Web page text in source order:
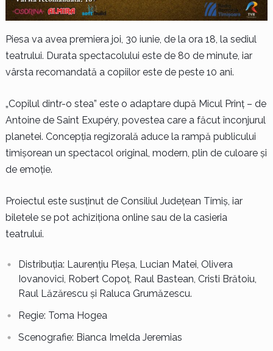
Piesa va avea premiera joi, 30 iunie, de la ora 18, la sediul
teatrului. Durata spectacolului este de 80 de minute, iar
vârsta recomandată a copiilor este de peste 10 ani.
„Copilul dintr-o stea” este o adaptare după Micul Prinț – de
Antoine de Saint Exupéry, povestea care a făcut înconjurul
planetei. Concepția regizorală aduce la rampă publicului
timișorean un spectacol original, modern, plin de culoare și
de emoție.
Proiectul este susținut de Consiliul Județean Timiș, iar
biletele se pot achiziționa online sau de la casieria
teatrului.
Distribuția: Laurențiu Pleșa, Lucian Matei, Olivera
Iovanovici, Robert Copoț, Raul Bastean, Cristi Brătoiu,
Raul Lăzărescu și Raluca Grumăzescu.
Regie: Toma Hogea
Scenografie: Bianca Imelda Jeremias